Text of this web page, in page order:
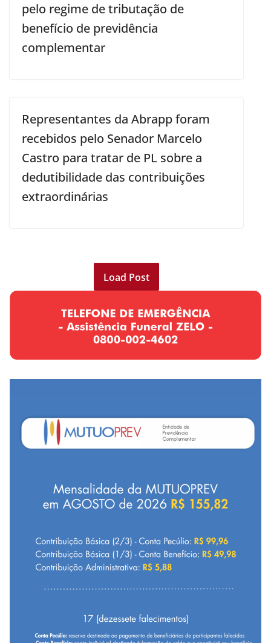
pelo regime de tributação de
benefício de previdência
complementar
Representantes da Abrapp foram
recebidos pelo Senador Marcelo
Castro para tratar de PL sobre a
dedutibilidade das contribuições
extraordinárias
Load Post